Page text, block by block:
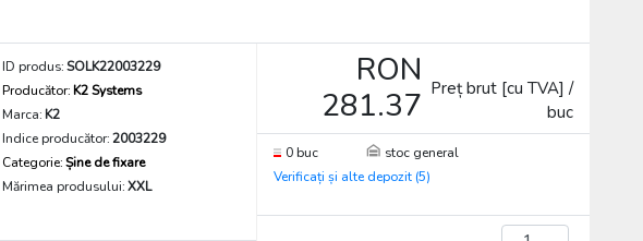
ID produs: SOLK22003229
Producător: K2 Systems
Marca: K2
Indice producător: 2003229
Categorie: Șine de fixare
Mărimea produsului: XXL
RON
281.37 Preț brut [cu TVA] /
buc
0 buc
stoc general
Verificați și alte depozit (5)